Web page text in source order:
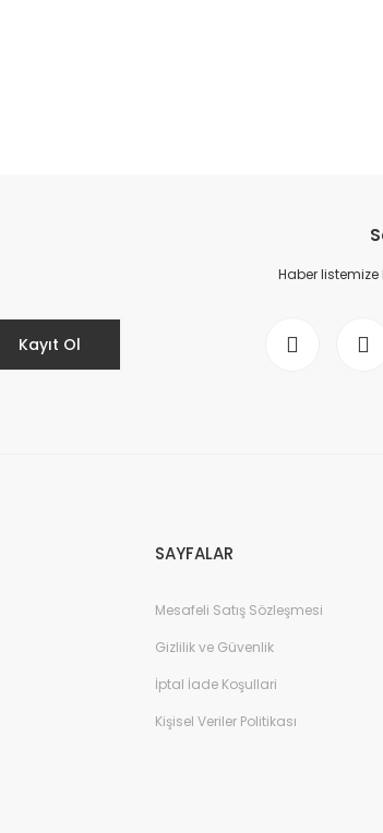
Kayıt Ol
Haber
SAYFALAR
Mesafeli Satış Sözleşmesi
Gizlilik ve Güvenlik
İptal İade Koşullari
Kişisel Veriler Politikası